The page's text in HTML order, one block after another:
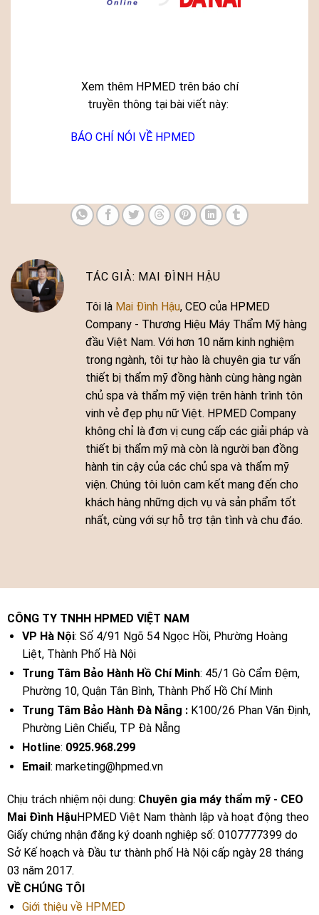
Xem thêm HPMED trên báo chí
truyền thông tại bài viết này:
BÁO CHÍ NÓI VỀ HPMED
MAI ĐÌNH HẬU
Tôi là Mai Đình Hậu, CEO của HPMED
Company - Thương Hiệu Máy Thẩm Mỹ hàng
đầu Việt Nam. Với hơn 10 năm kinh nghiệm
trong ngành, tôi tự hào là chuyên gia tư vấn
thiết bị thẩm mỹ đồng hành cùng hàng ngàn
chủ spa và thẩm mỹ viện trên hành trình tôn
vinh vẻ đẹp phụ nữ Việt. HPMED Company
không chỉ là đơn vị cung cấp các giải pháp và
thiết bị thẩm mỹ mà còn là người bạn đồng
hành tin cậy của các chủ spa và thẩm mỹ
viện. Chúng tôi luôn cam kết mang đến cho
khách hàng những dịch vụ và sản phẩm tốt
nhất, cùng với sự hỗ trợ tận tình và chu đáo.
CÔNG TY TNHH HPMED VIỆT NAM
VP Hà Nội: Số 4/91 Ngõ 54 Ngọc Hồi, Phường Hoàng
Liệt, Thành Phố Hà Nội
Trung Tâm Bảo Hành Hồ Chí Minh: 45/1 Gò Cẩm Đệm,
Phường 10, Quận Tân Bình, Thành Phố Hồ Chí Minh
Trung Tâm Bảo Hành Đà Nẵng :K100/26 Phan Văn Định,
Phường Liên Chiểu, TP Đà Nẵng
Hotline: 0925.968.299
Email : marketing@hpmed.vn
Chịu trách nhiệm nội dung: Chuyên gia máy thẩm mỹ - CEO
Mai Đình HậuHPMED Việt Nam thành lập và hoạt động theo
Giấy chứng nhận đăng ký doanh nghiệp số: 0107777399 do
Sở Kế hoạch và Đầu tư thành phố Hà Nội cấp ngày 28 tháng
03 năm 2017.
VỀ CHÚNG TÔI
Giới thiệu về HPMED